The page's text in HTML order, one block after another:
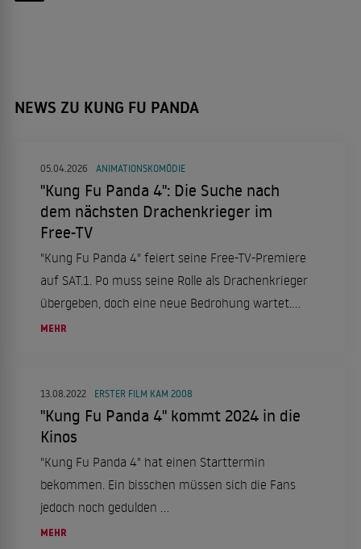
NEWS ZU KUNG FU PANDA
05.04.2026 ANIMATIONSKOMÖDIE
"Kung Fu Panda 4": Die Suche nach
dem nächsten Drachenkrieger im
Free-TV
"Kung Fu Panda 4" feiert seine Free-TV-Premiere
auf SAT.1. Po muss seine Rolle als Drachenkrieger
übergeben, doch eine neue Bedrohung wartet.
Hape Kerkeling spricht Po.
MEHR
13.08.2022 ERSTER FILM KAM 2008
"Kung Fu Panda 4" kommt 2024 in die
Kinos
"Kung Fu Panda 4" hat einen Starttermin
bekommen. Ein bisschen müssen sich die Fans
jedoch noch gedulden ...
MEHR